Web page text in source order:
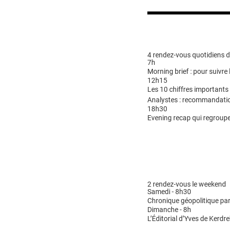
4 rendez-vous quotidiens
7h
Morning brief : pour suivre
12h15
Les 10 chiffres importants
Analystes :
18h30
Evening recap qui
2 rendez-vous le weekend
Samedi - 8h30
Chronique géopolitique
Dimanche - 8h
L’Éditorial d’Yves de Kerdrel